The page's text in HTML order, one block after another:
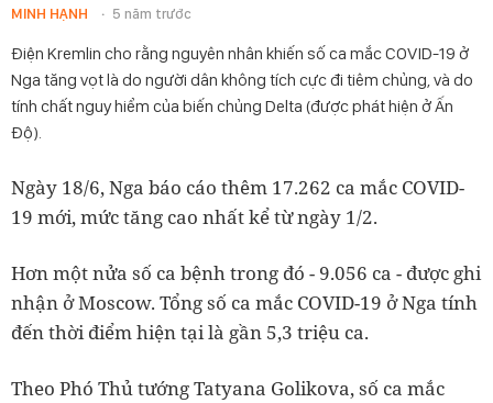
MINH HẠNH 5 năm trước
Điện Kremlin cho rằng nguyên nhân khiến số ca mắc COVID-19 ở
Nga tăng vọt là do người dân không tích cực đi tiêm chủng, và do
tính chất nguy hiểm của biến chủng Delta (được phát hiện ở Ấn
Độ).
Ngày 18/6, Nga báo cáo thêm 17.262 ca mắc COVID-
19 mới, mức tăng cao nhất kể từ ngày 1/2.
Hơn một nửa số ca bệnh trong đó - 9.056 ca - được ghi
nhận ở Moscow. Tổng số ca mắc COVID-19 ở Nga tính
đến thời điểm hiện tại là gần 5,3 triệu ca.
Theo Phó Thủ tướng Tatyana Golikova, số ca mắc